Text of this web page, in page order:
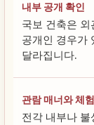
내부 공개 확인
국보 건축은
공개인 경우가
달라집니다.
관람 매너와 체험
전각 내부나